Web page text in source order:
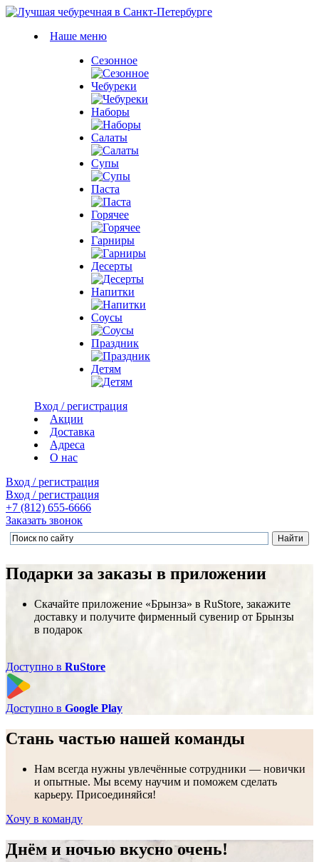
Наше меню
Сезонное
Чебуреки
Наборы
Салаты
Супы
Паста
Горячее
Гарниры
Десерты
Напитки
Соусы
Праздник
Детям
Вход / регистрация
Акции
Доставка
Адреса
О нас
Вход / регистрация
Вход / регистрация
+7 (812) 655-6666
Заказать звонок
Подарки за заказы в приложении
Скачайте приложение «Брынза» в RuStore, закажите
доставку и получите фирменный сувенир от Брынзы
в подарок
Доступно в RuStore
Доступно в Google Play
Стань частью нашей команды
Нам всегда нужны увлечённые сотрудники — новички
и опытные. Мы всему научим и поможем сделать
карьеру. Присоединяйся!
Хочу в команду
Днём и ночью вкусно очень!